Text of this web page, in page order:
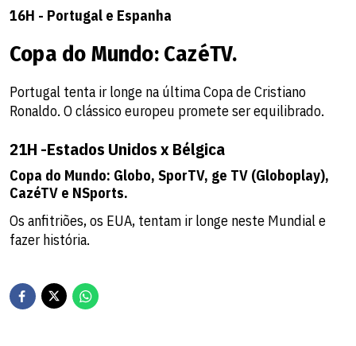
16H - Portugal e Espanha
Copa do Mundo: CazéTV.
Portugal tenta ir longe na última Copa de Cristiano
Ronaldo. O clássico europeu promete ser equilibrado.
21H -Estados Unidos x Bélgica
Copa do Mundo: Globo, SporTV, ge TV (Globoplay),
CazéTV e NSports.
Os anfitriões, os EUA, tentam ir longe neste Mundial e
fazer história.